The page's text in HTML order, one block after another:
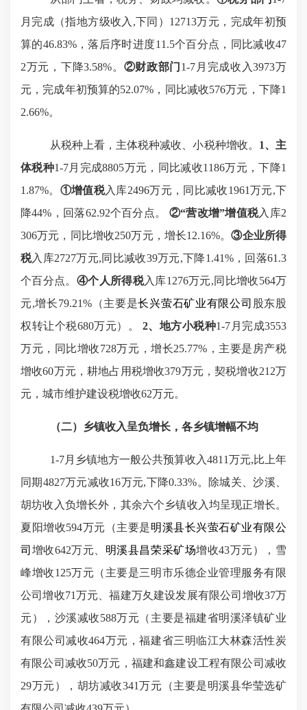
月完成（指地方级收入,下同）12713万元，完成年初预
算的46.83%，落后序时进度11.5个百分点，同比减收47
2万元，下降3.58%。 ②财政部门 1-7月完成收入3973万
元，完成年初预算的52.07%，同比减收576万元，下降1
2.66%。
从税种上看，主体税种减收、小税种增收。 1、主
体税种1-7月完成8805万元，同比减收1186万元，下降1
1.87%。 ①增值税入库2496万元，同比减收1961万元,下
降44%，回落62.92个百分点。
②“营改增”增值税入库2
306万元，同比增收250万元，增长12.16%。③企业所得
税入库2727万元,同比减收39万元,下降1.41%，回落61.3
个百分点。 ④个人所得税入库1276万元,同比增收564万
元,增长79.21%（主要是长兴萤石矿业有限公司 股东股
权转让个税680万元）。 2、地方小税种1-7月完成3553
万元，同比增收728万元，增长25.77%，主要是房产税
增收60万元，耕地占用税增收379万元，契税增收212万
元，城市维护建设税增收62万元。
（二）乡镇收入呈负增长，各乡镇增幅不均
1-7月乡镇地方一般公共预算收入4811万元,比上年
同期4827万元减收16万元,下降0.33%。除城关、沙溪、
胡坊收入负增长外，其余六个乡镇收入均呈现正增长。
夏阳增收594万元（主要是明溪县长兴萤石矿业有限公
司 增收642万元、 明溪县昌荣采矿场增收43万元），雪
峰增收125万元（主要是三明市乐德企业管理服务有限
公司增收71万元、福建万夂建设发展有限公司 增收37万
元），沙溪减收588万元（主要是福建省明溪泽镇矿业
有限公司减收464万元，福建省三明临江大林森活性炭
有限公司减收50万元，福建和鑫建设工程有限公司减收
29万元），胡坊减收341万元（主要是明溪县华莹选矿